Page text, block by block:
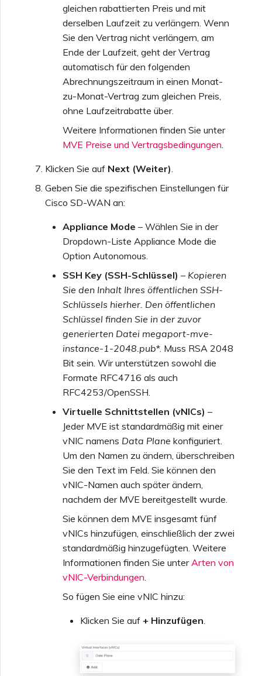
gleichen rabattierten Preis und mit
derselben Laufzeit zu verlängern. Wenn
Sie den Vertrag nicht verlängern, am
Ende der Laufzeit, geht der Vertrag
automatisch für den folgenden
Abrechnungszeitraum in einen Monat-
zu-Monat-Vertrag zum gleichen Preis,
ohne Laufzeitrabatte über.
Weitere Informationen finden Sie unter
MVE Preise und Vertragsbedingungen
Klicken Sie auf Next (Weiter)
Geben Sie die spezifischen Einstellungen für
Cisco SD-WAN an:
Appliance Mode – Wählen Sie in der
Dropdown-Liste Appliance Mode die
Option Autonomous.
SSH Key (SSH-Schlüssel) – Kopieren
Sie den Inhalt Ihres öffentlichen SSH-
Schlüssels hierher. Den öffentlichen
Schlüssel finden Sie in der zuvor
generierten Datei megaport-mve-
instance-1-2048.pub*. Muss RSA 2048
Bit sein. Wir unterstützen sowohl die
Formate RFC4716 als auch
RFC4253/OpenSSH.
Virtuelle Schnittstellen (vNICs) –
Jeder MVE ist standardmäßig mit einer
vNIC namens Data Plane konfiguriert.
Um den Namen zu ändern, überschreiben
Sie den Text im Feld. Sie können den
vNIC-Namen auch später ändern,
nachdem der MVE bereitgestellt wurde.
Sie können dem MVE insgesamt fünf
vNICs hinzufügen, einschließlich der zwei
standardmäßig hinzugefügten. Weitere
Informationen finden Sie unter Arten von
vNIC-Verbindungen
So fügen Sie eine vNIC hinzu:
Klicken Sie auf + Hinzufügen